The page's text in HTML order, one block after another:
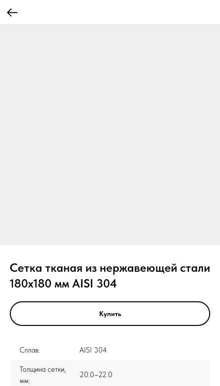
Сетка тканая из нержавеющей стали
180x180 мм AISI 304
Купить
Сплав: AISI 304
Толщина сетки,
мм:
20.0–22.0